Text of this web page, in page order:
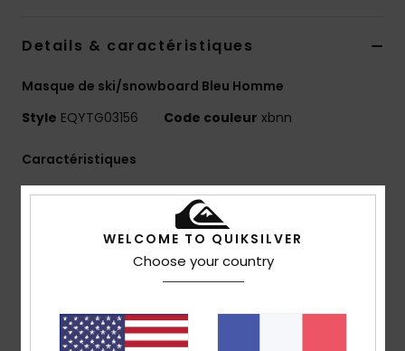
Details & caractéristiques
Masque de ski/snowboard Bleu Homme
Style EQYTG03156 Code couleur xbnn
Caractéristiques
Écran : double écran sphérique
Traitement anti-buée et anti-rayures
Traitement multicouche du verre pour les
conditions ensoleillées
Écran anti-distorsion et anti-éclats
Monture : monture en PU injecté
Confort : mousse double densité et polaire pour un
WELCOME TO QUIKSILVER
Choose your country